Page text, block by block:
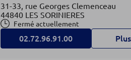
31-33, rue Georges Clemenceau
44840 LES SORINIERES
Fermé actuellement
02.72.96.91.00